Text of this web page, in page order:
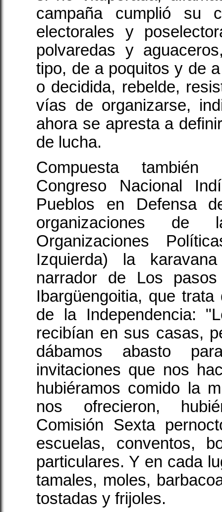
campaña cumplió su
electorales y
polvaredas y
tipo, de a poquitos y de
o decidida, rebelde,
vías de organizarse,
ahora se apresta a
de lucha.
Compuesta
Congreso Nacional
Pueblos en Defensa
organizaciones de
Organizaciones
Izquierda) la
narrador de Los
Ibargüengoitia, que
de la Independencia:
recibían en sus casas,
dábamos abasto
invitaciones que nos
hubiéramos comido la
nos ofrecieron,
Comisión Sexta
escuelas, conventos,
particulares. Y en cada
tamales, moles,
tostadas y frijoles.